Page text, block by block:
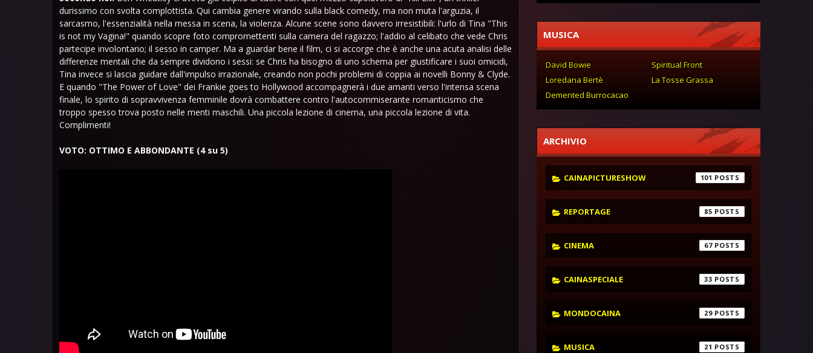
durissimo con svolta complottista. Qui cambia genere virando sulla black comedy, ma non muta l'arguzia, il
sarcasmo, l'essenzialità nella messa in scena, la violenza. Alcune scene sono davvero irresistibili: l'urlo di Tina "This
is not my Vagina!" quando scopre foto compromettenti sulla camera del ragazzo; l'addio al celibato che vede Chris
partecipe involontario; il sesso in camper. Ma a guardar bene il film, ci si accorge che è anche una acuta analisi delle
differenze mentali che da sempre dividono i sessi: se Chris ha bisogno di uno schema per giustificare i suoi omicidi,
Tina invece si lascia guidare dall'impulso irrazionale, creando non pochi problemi di coppia ai novelli Bonny & Clyde.
E quando "The Power of Love" dei Frankie goes to Hollywood accompagnerà i due amanti verso l'intensa scena
finale, lo spirito di sopravvivenza femminile dovrà combattere contro l'autocommiserante romanticismo che
troppo spesso trova posto nelle menti maschili. Una piccola lezione di cinema, una piccola lezione di vita.
Complimenti!
VOTO: OTTIMO E ABBONDANTE (4 su 5)
MUSICA
David Bowie
Spiritual Front
Loredana Bertè
La Tosse Grassa
Demented Burrocacao
ARCHIVIO
CAINAPICTURESHOW 101
REPORTAGE 85
CINEMA 67
CAINASPECIALE 33
MONDOCAINA 29
MUSICA 21